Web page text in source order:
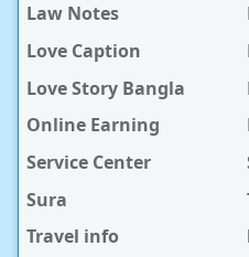
Law Notes
Love Caption
Love Story Bangla
Online Earning
Service Center
Sura
Travel info